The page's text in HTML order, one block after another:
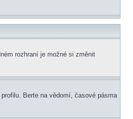
rozhraní je možné si změnit
Berte na vědomí, časové pásma